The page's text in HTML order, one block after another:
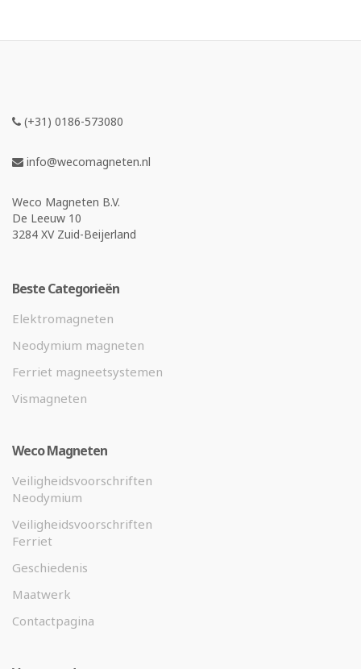
(+31) 0186-573080
info@wecomagneten.nl
Weco Magneten B.V.
De Leeuw 10
3284 XV Zuid-Beijerland
Beste Categorieën
Elektromagneten
Neodymium magneten
Ferriet magneetsystemen
Vismagneten
Weco Magneten
Veiligheidsvoorschriften
Neodymium
Veiligheidsvoorschriften
Ferriet
Geschiedenis
Maatwerk
Contactpagina